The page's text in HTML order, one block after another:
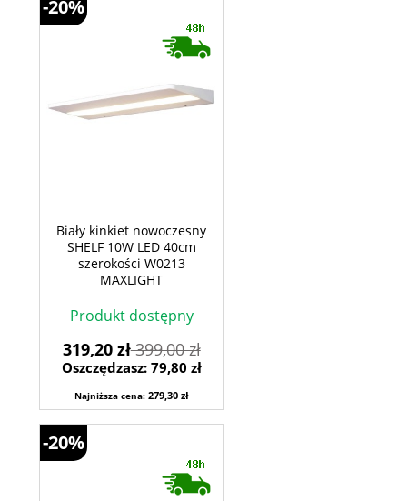
Biały kinkiet nowoczesny
SHELF 10W LED 40cm
szerokości W0213
MAXLIGHT
Produkt dostępny
319,20 zł399,00 zł
Oszczędzasz: 79,80 zł
Najniższa cena:279,30 zł
-20%
-20%